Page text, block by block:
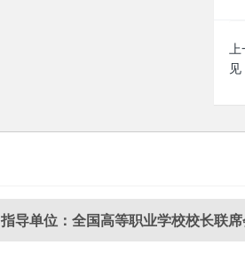
见
指导单位：全国高等职业学校校长联